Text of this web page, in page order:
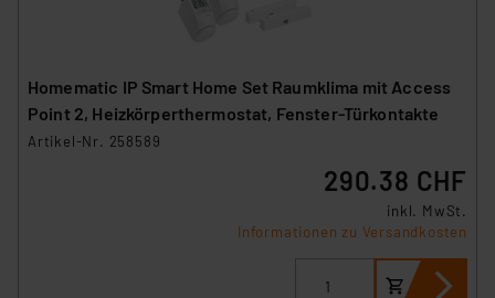
Homematic IP Smart Home Set Raumklima mit Access
Point 2, Heizkörperthermostat, Fenster-Türkontakte
Artikel-Nr. 258589
290.38 CHF
inkl. MwSt.
Informationen zu Versandkosten